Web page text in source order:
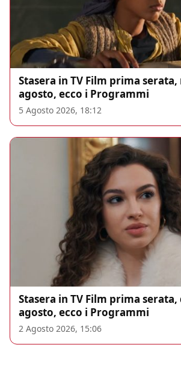
Stasera in TV Film prima
agosto, ecco i Programmi
5 Agosto 2026, 18:12
Stasera in TV Film prima
agosto, ecco i Programmi
2 Agosto 2026, 15:06